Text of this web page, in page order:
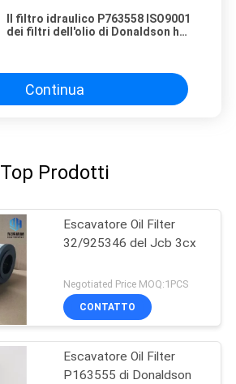
Il filtro idraulico P763558 ISO9001
dei filtri dell'olio di Donaldson ha
Continua
Top Prodotti
Escavatore Oil Filter
32/925346 del Jcb 3cx
Negotiated Price MOQ:1PCS
CONTATTO
Escavatore Oil Filter
P163555 di Donaldson